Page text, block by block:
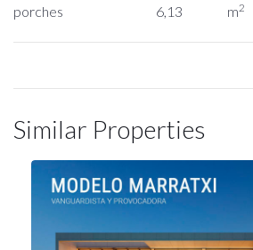
porches 6,13 m2
Similar Properties